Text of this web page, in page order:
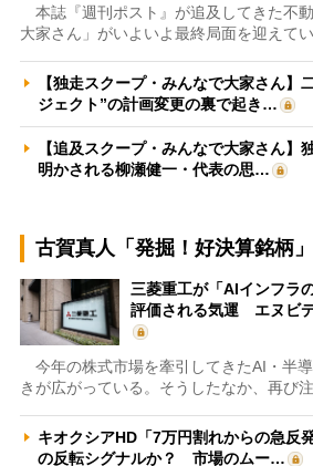
本誌『週刊ポスト』が追及してきた不
大家さん」がいよいよ最終局面を迎えて
【独走スクープ・みんなで大家さん】
ジェクト”の計画変更の裏で起き…
【追及スクープ・みんなで大家さん】
明かされる柳瀬健一・代表の思…
古賀真人「発掘！好決算銘柄」
三菱重工が「AIインフラ
評価される気運 エヌビ
今年の株式市場を牽引してきたAI・半
きが広がっている。そうしたなか、再び
キオクシアHD「7万円割れからの急反
の反転シグナルか？ 市場のムー…